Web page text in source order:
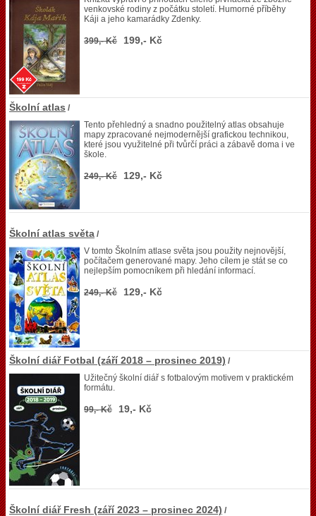
venkovské rodiny z počátku století. Humorné příběhy
Káji a jeho kamarádky Zdenky.
399,- Kč 199,- Kč
Školní atlas /
Tento přehledný a snadno použitelný atlas obsahuje
mapy zpracované nejmodernější grafickou technikou,
které jsou využitelné při tvůrčí práci a zábavě doma i ve
škole.
249,- Kč 129,- Kč
Školní atlas světa /
V tomto Školním atlase světa jsou použity nejnovější,
počítačem generované mapy. Jeho cílem je stát se co
nejlepším pomocníkem při hledání informací.
249,- Kč 129,- Kč
Školní diář Fotbal (září 2018 – prosinec 2019) /
Užitečný školní diář s fotbalovým motivem v praktickém
formátu.
99,- Kč 19,- Kč
Školní diář Fresh (září 2023 – prosinec 2024) /